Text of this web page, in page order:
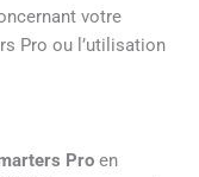
votre
Pro ou l’utilisation
Pro en